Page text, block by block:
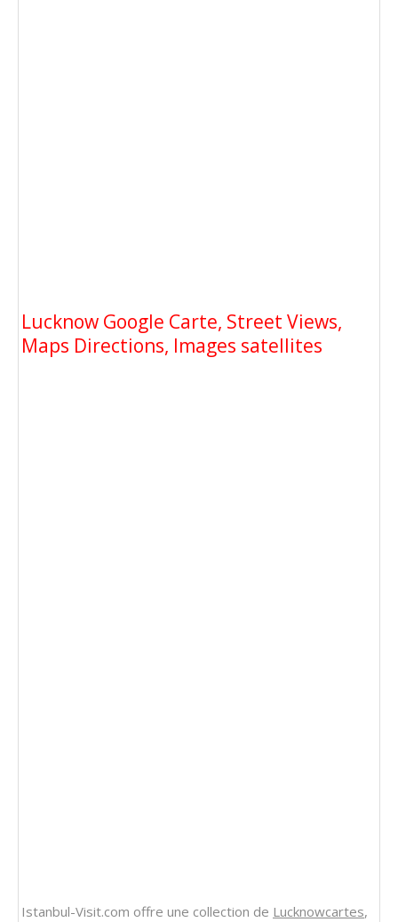
Lucknow Google Carte, Street Views,
Maps Directions, Images satellites
Istanbul-Visit.com offre une collection de Lucknowcartes,